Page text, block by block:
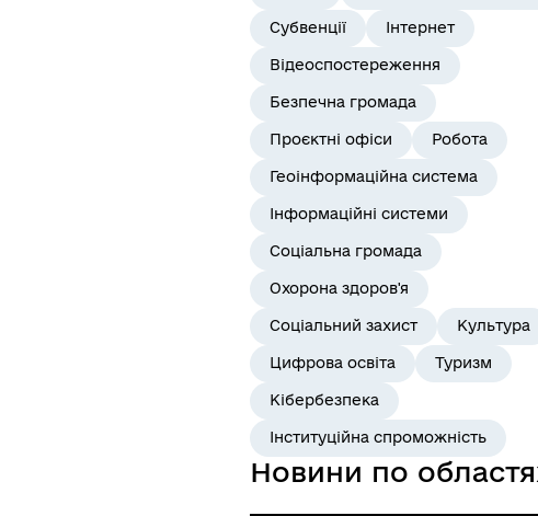
Субвенції Інтернет
Відеоспостереження
Безпечна громада
Проєктні офіси Робота
Геоінформаційна система
Інформаційні системи
Соціальна громада
Охорона здоров'я
Соціальний захист Культура
Цифрова освіта Туризм
Кібербезпека
Інституційна спроможність
Новини по